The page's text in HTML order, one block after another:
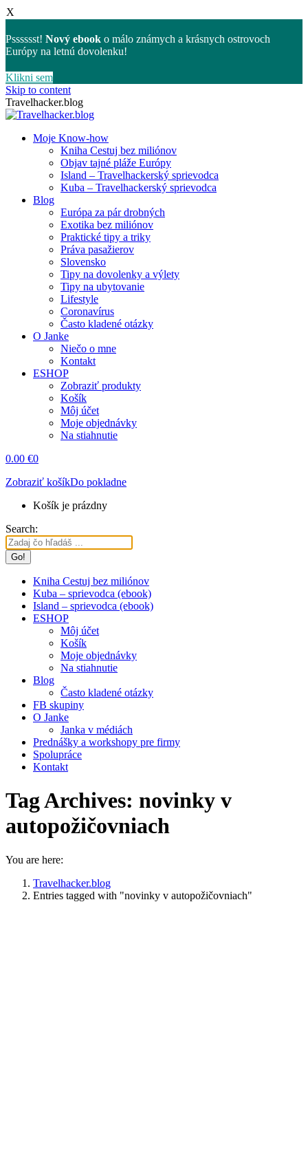
X
Psssssst! Nový ebook o málo známych a krásnych ostrovoch
Európy na letnú dovolenku!
Klikni sem
Skip to content
Travelhacker.blog
Moje Know-how
Kniha Cestuj bez miliónov
Objav tajné pláže Európy
Island – Travelhackerský sprievodca
Kuba – Travelhackerský sprievodca
Blog
Európa za pár drobných
Exotika bez miliónov
Praktické tipy a triky
Práva pasažierov
Slovensko
Tipy na dovolenky a výlety
Tipy na ubytovanie
Lifestyle
Coronavírus
Často kladené otázky
O Janke
Niečo o mne
Kontakt
ESHOP
Zobraziť produkty
Košík
Môj účet
Moje objednávky
Na stiahnutie
0.00 €0
Zobraziť košíkDo pokladne
Košík je prázdny
Search:
Kniha Cestuj bez miliónov
Kuba – sprievodca (ebook)
Island – sprievodca (ebook)
ESHOP
Môj účet
Košík
Moje objednávky
Na stiahnutie
Blog
Často kladené otázky
FB skupiny
O Janke
Janka v médiách
Prednášky a workshopy pre firmy
Spolupráce
Kontakt
Tag Archives: novinky v
autopožičovniach
You are here:
Travelhacker.blog
Entries tagged with "novinky v autopožičovniach"